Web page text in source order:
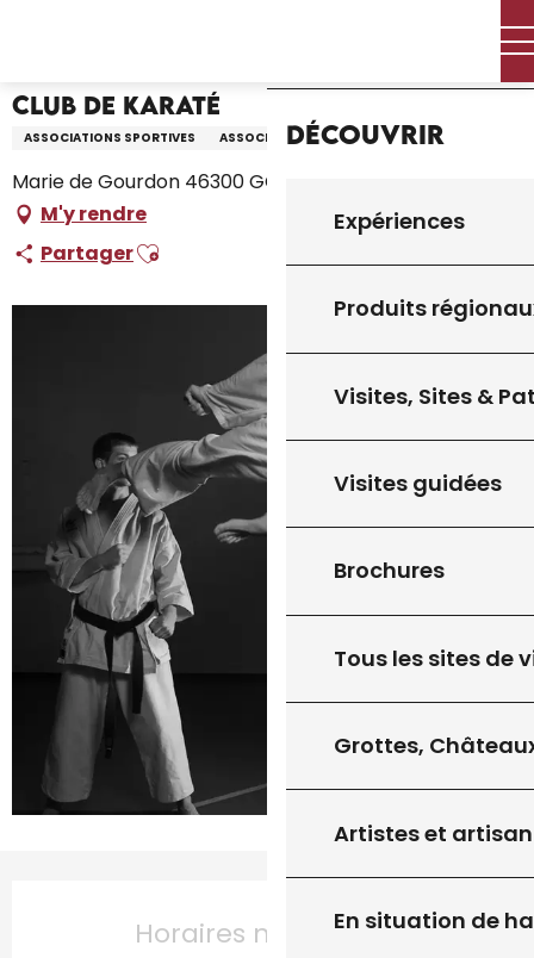
principal
Découvrir
Expériences
Produits
Visites, Sites &
Visites guidées
Brochures
Tous les sites de
Grottes,
Artistes et
En situation de
Club de Karaté
ASSOCIATIONS SPORTIVES ASSOCIATION
Marie de Gourdon 46300 GOURDON, Gourdon
M'y rendre
PartagerAjouter aux favoris
Horaires non définis